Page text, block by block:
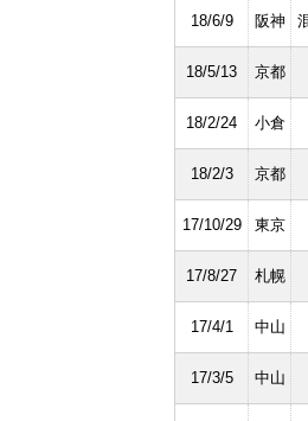
18/6/9 阪神
18/5/13 京都
18/2/24 小倉
18/2/3 京都
17/10/29 東京
17/8/27 札幌
17/4/1 中山
17/3/5 中山